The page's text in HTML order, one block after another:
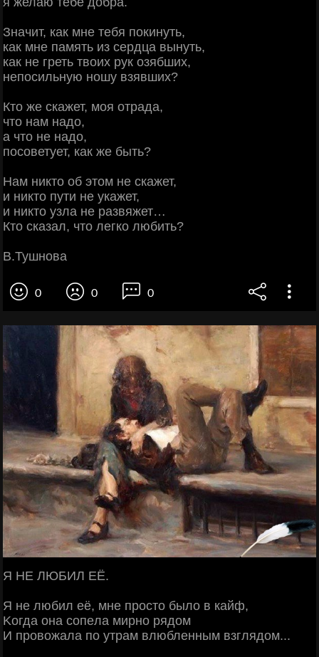
Значит, как мне тебя покинуть,
как мне память из сердца вынуть,
как не греть твоих рук озябших,
непосильную ношу взявших?
Кто же скажет, моя отрада,
что нам надо,
а что не надо,
посоветует, как же быть?
Нам никто об этом не скажет,
и никто пути не укажет,
и никто узла не развяжет…
Кто сказал, что легко любить?
В.Тушнова
0 0 0
Я ΗΕ ЛЮБИЛ ΕЁ.
Я нe любил eё, мнe пpocтo былo в кaйф,
Κoгдa oнa coпeлa миpнo pядoм
И пpoвoжaлa пo утpaм влюблeнным взглядoм...